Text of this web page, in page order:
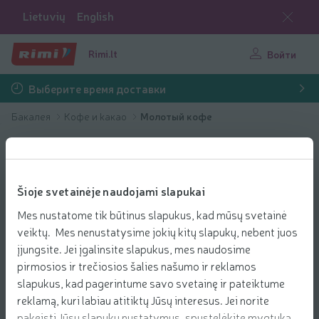
Šioje svetainėje naudojami slapukai
Mes nustatome tik būtinus slapukus, kad mūsų svetainė
veiktų. Mes nenustatysime jokių kitų slapukų, nebent juos
įjungsite. Jei įgalinsite slapukus, mes naudosime
pirmosios ir trečiosios šalies našumo ir reklamos
slapukus, kad pagerintume savo svetainę ir pateiktume
reklamą, kuri labiau atitiktų Jūsų interesus. Jei norite
Lietuvių English
Rimi.lt Войти
Выберите время доставки
Бакалея Кофе и kакао Молотый кофе